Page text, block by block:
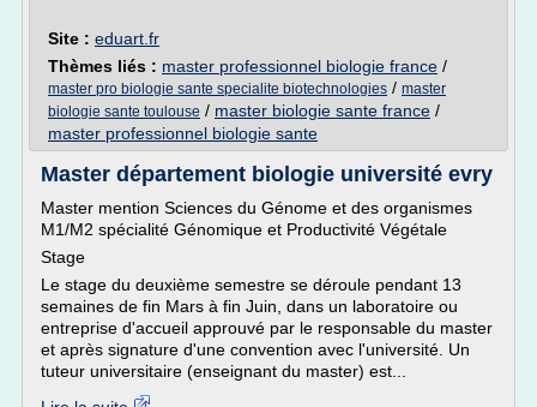
Site : eduart.fr
Thèmes liés : master professionnel biologie france /
master pro biologie sante specialite biotechnologies / master
biologie sante toulouse / master biologie sante france /
master professionnel biologie sante
Master département biologie université evry
Master mention Sciences du Génome et des organismes
M1/M2 spécialité Génomique et Productivité Végétale
Stage
Le stage du deuxième semestre se déroule pendant 13
semaines de fin Mars à fin Juin, dans un laboratoire ou
entreprise d'accueil approuvé par le responsable du master
et après signature d'une convention avec l'université. Un
tuteur universitaire (enseignant du master) est...